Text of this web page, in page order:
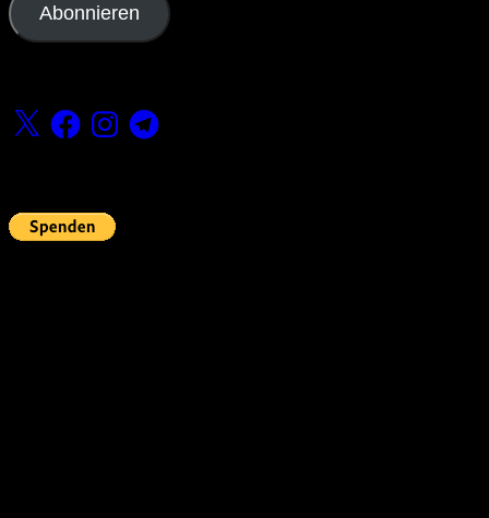
Abonnieren
X FacebookInstagramTelegram